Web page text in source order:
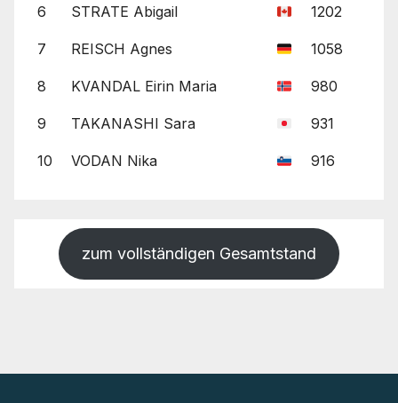
6 STRATE Abigail 1202
7 REISCH Agnes 1058
8 KVANDAL Eirin Maria 980
9 TAKANASHI Sara 931
10 VODAN Nika 916
zum vollständigen Gesamtstand